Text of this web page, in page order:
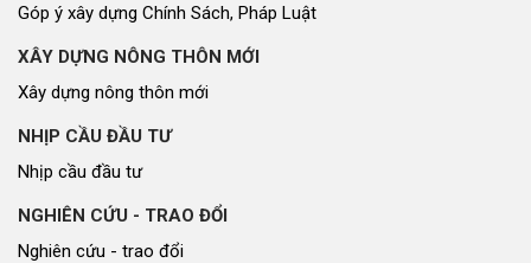
Góp ý xây dựng Chính Sách, Pháp Luật
XÂY DỰNG NÔNG THÔN MỚI
Xây dựng nông thôn mới
NHỊP CẦU ĐẦU TƯ
Nhịp cầu đầu tư
NGHIÊN CỨU - TRAO ĐỔI
Nghiên cứu - trao đổi